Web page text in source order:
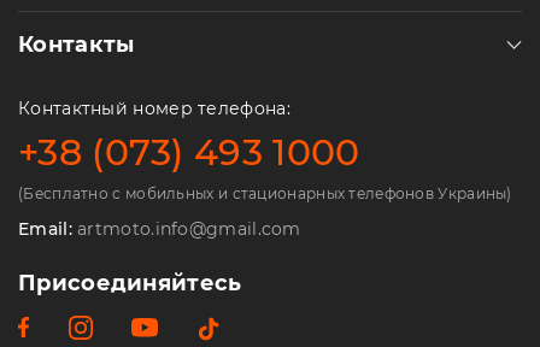
Контакты
Контактный номер телефона:
+38 (073) 493 1000
(Бесплатно с мобильных и стационарных телефонов Украины)
Email:artmoto.info@gmail.com
Присоединяйтесь